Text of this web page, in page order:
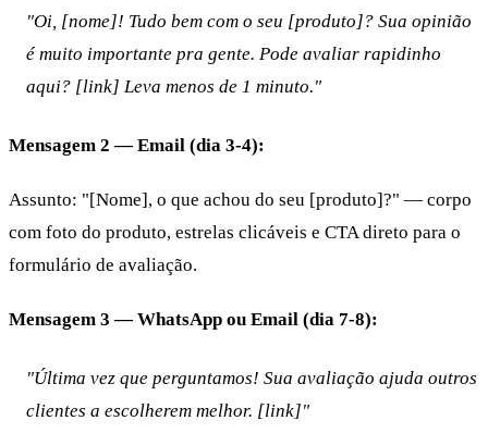
"Oi, [nome]! Tudo bem com o seu [produto]? Sua opinião
é muito importante pra gente. Pode avaliar rapidinho
aqui? [link] Leva menos de 1 minuto."
Mensagem 2 — Email (dia 3-4):
Assunto: "[Nome], o que achou do seu [produto]?" — corpo
com foto do produto, estrelas clicáveis e CTA direto para o
formulário de avaliação.
Mensagem 3 — WhatsApp ou Email (dia 7-8):
"Última vez que perguntamos! Sua avaliação ajuda outros
clientes a escolherem melhor. [link]"